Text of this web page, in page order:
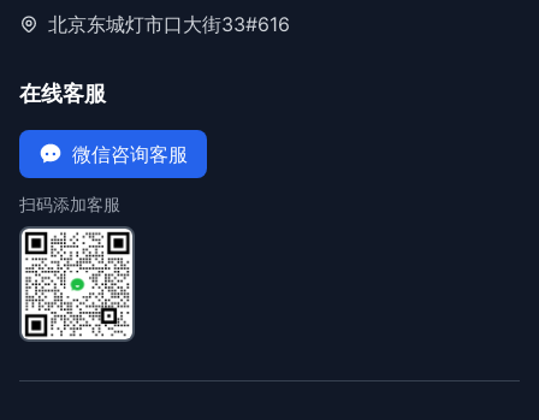
北京东城灯市口大街33#616
在线客服
微信咨询客服
扫码添加客服